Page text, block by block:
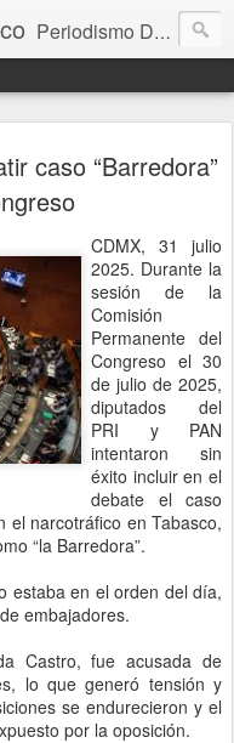
Periodismo Digital
caso “Barredora”
CDMX, 31 julio
2025. Durante la
sesión de la
Comisión
Permanente del
Congreso el 30
de julio de 2025,
diputados del
PRI y PAN
intentaron sin
éxito incluir en el
debate el caso
el narcotráfico en Tabasco,
“la Barredora”.
estaba en el orden del día,
embajadores.
Castro, fue acusada de
lo que generó tensión y
se endurecieron y el
por la oposición.